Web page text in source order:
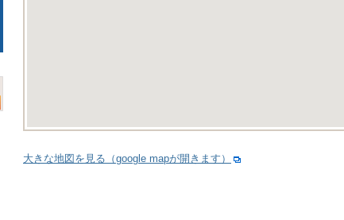
大きな地図を見る（google mapが開きます）